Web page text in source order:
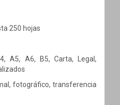
250 hojas
A5, A6, B5, Carta, Legal,
fotográfico, transferencia